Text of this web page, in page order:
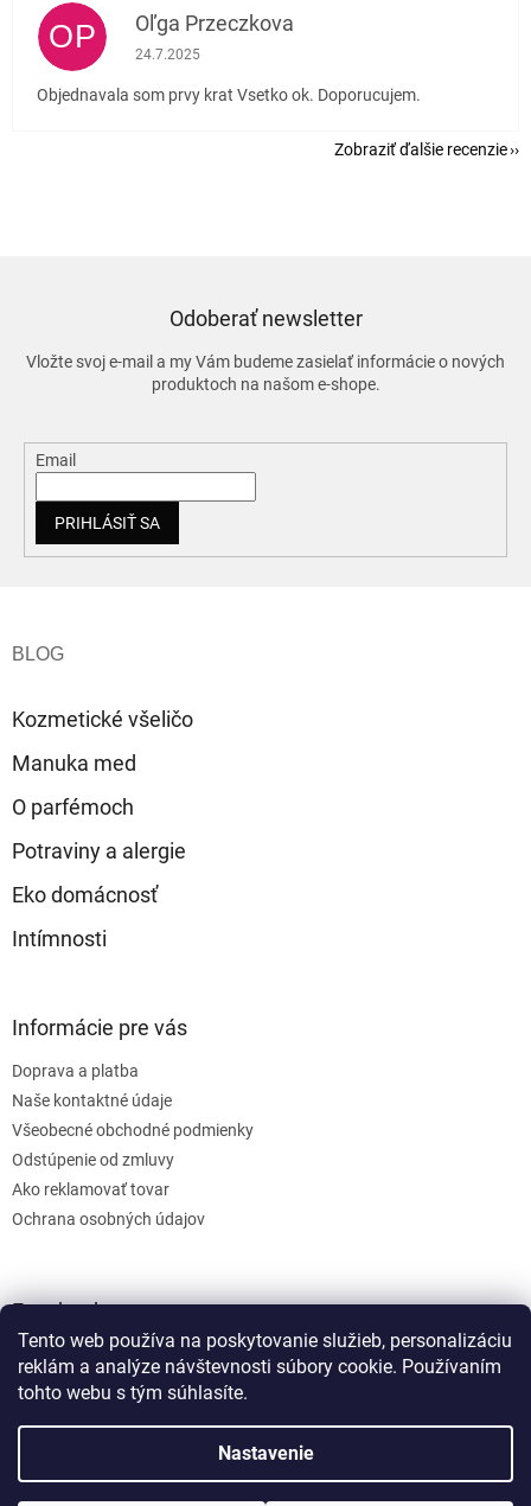
Tento web používa na poskytovanie služieb, personalizáciu
reklám a analýze návštevnosti súbory cookie. Používaním
tohto webu s tým súhlasíte.
Nastavenie
OP Oľga Przeczkova
Hodnotenie obchodu je 5 z 5 hviezdičiek.
24.7.2025
Objednavala som prvy krat Vsetko ok. Doporucujem.
Zobraziť ďalšie recenzie
Odoberať newsletter
Vložte svoj e-mail a my Vám budeme zasielať informácie o nových
produktoch na našom e-shope.
Email
PRIHLÁSIŤ SA
Kozmetické všeličo
Manuka med
O parfémoch
Potraviny a alergie
Eko domácnosť
Intímnosti
Informácie pre vás
Doprava a platba
Naše kontaktné údaje
Všeobecné obchodné podmienky
Odstúpenie od zmluvy
Ako reklamovať tovar
Ochrana osobných údajov
Facebook
Vytvoril Shoptet